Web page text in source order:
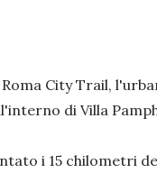
City Trail,
di Villa
i 15 chilometri